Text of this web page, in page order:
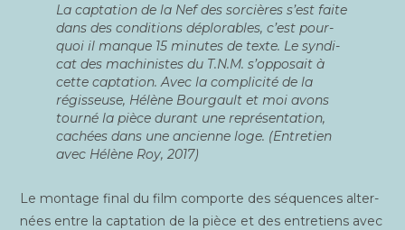
La cap­ta­tion de la Nef des sor­cières s’est faite
dans des condi­tions déplo­rables, c’est pour­
quoi il manque 15 minutes de texte. Le syn­di­
cat des machi­nistes du T.N.M. s’opposait à
cette cap­ta­tion. Avec la com­pli­ci­té de la
régis­seuse, Hélène Bour­gault et moi avons
tour­né la pièce durant une repré­sen­ta­tion,
cachées dans une ancienne loge. (Entre­tien
avec Hélène Roy, 2017)
Le mon­tage final du film com­porte des séquences alter­
nées entre la cap­ta­tion de la pièce et des entre­tiens avec